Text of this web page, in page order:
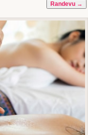
Randevu →